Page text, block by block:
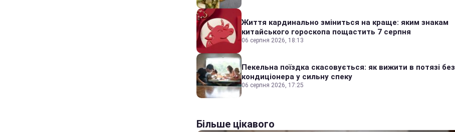
Життя кардинально зміниться на краще: яким знакам
китайського гороскопа пощастить 7 серпня
06 серпня 2026, 18:13
Пекельна поїздка скасовується: як вижити в потязі без
кондиціонера у сильну спеку
06 серпня 2026, 17:25
Більше цікавого